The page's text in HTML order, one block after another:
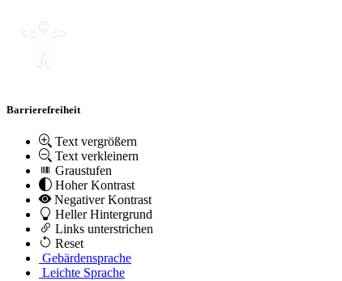
Barrierefreiheit
Text vergrößern
Text verkleinern
Graustufen
Hoher Kontrast
Negativer Kontrast
Heller Hintergrund
Links unterstrichen
Reset
Gebärdensprache
Leichte Sprache